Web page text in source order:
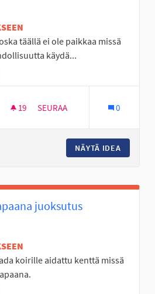
täällä ei ole paikkaa missä
käydä...
Pohjoinen Seinäjoki
19 19 SEURAAJAA
SEURAA 0
NÄYTÄ IDEA
juoksutus
koirille aidattu kenttä missä